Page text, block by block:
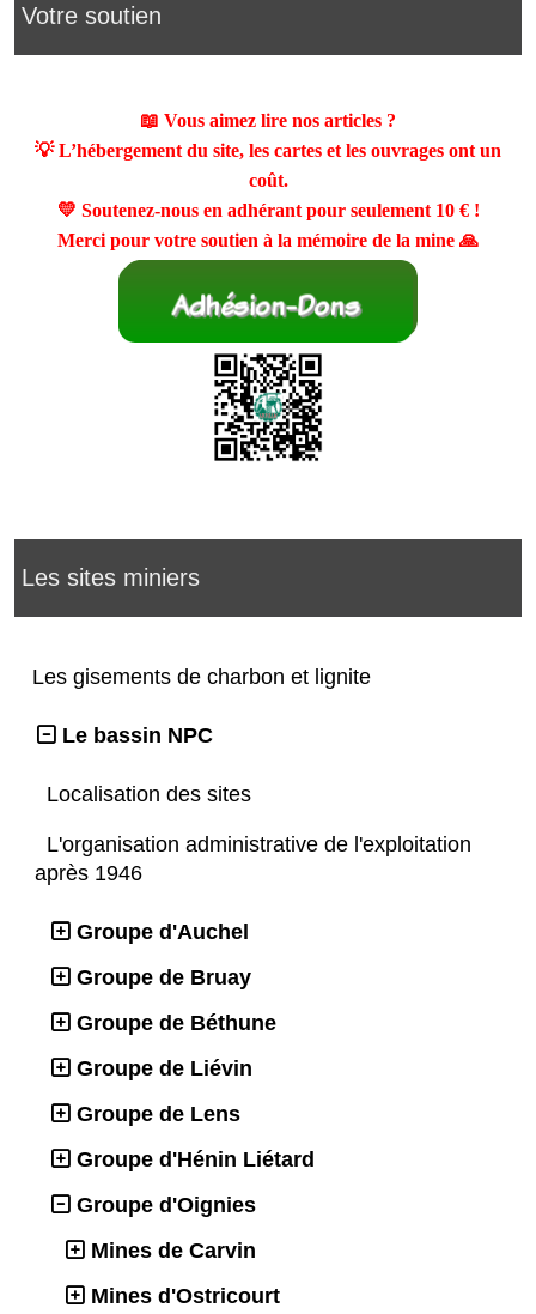
Votre soutien
📖 Vous aimez lire nos articles ?
💡 L’hébergement du site, les cartes et les ouvrages ont un
coût.
💛 Soutenez-nous en adhérant pour seulement 10 €!
Merci pour votre soutien à la mémoire de la mine 🙏
Les sites miniers
Les gisements de charbon et lignite
Le bassin NPC
Localisation des sites
L'organisation administrative de l'exploitation
après 1946
Groupe d'Auchel
Groupe de Bruay
Groupe de Béthune
Groupe de Liévin
Groupe de Lens
Groupe d'Hénin Liétard
Groupe d'Oignies
Mines de Carvin
Mines d'Ostricourt